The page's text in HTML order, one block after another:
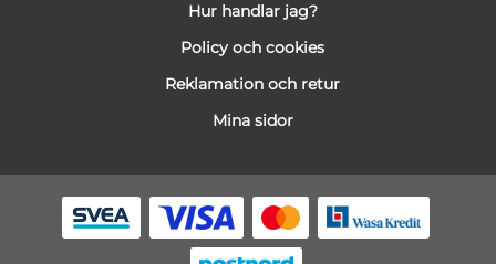
Hur handlar jag?
Policy och cookies
Reklamation och retur
Mina sidor